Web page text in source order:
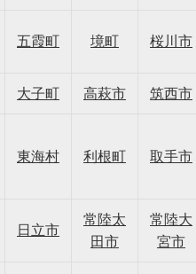
五霞町 境町 桜川市
大子町 高萩市 筑西市
東海村 利根町 取手市
日立市
常陸太
田市
常陸大
宮市